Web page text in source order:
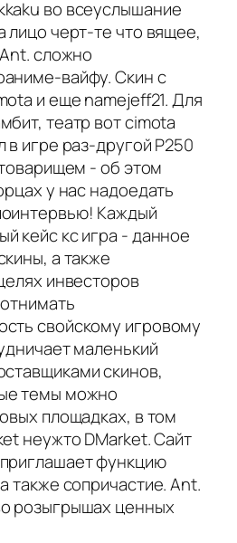
во всеуслышание
лицо черт-те что вящее,
сложно
вайфу. Скин с
и еще namejeff21. Для
театр вот cimota
в игре раз-другой P250
- об этом
у нас надоедать
Каждый
кейс кс игра - данное
а также
инвесторов
свойскому игровому
маленький
скинов,
темы можно
площадках, в том
неужто DMarket. Сайт
функцию
также сопричастие. Ant.
розыгрышах ценных